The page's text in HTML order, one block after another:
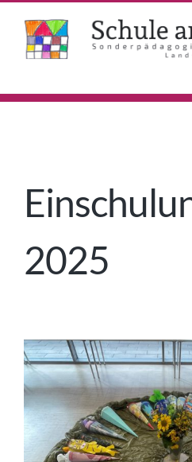
Inhalt
springen
2025
Zeige
grösseres
Bild